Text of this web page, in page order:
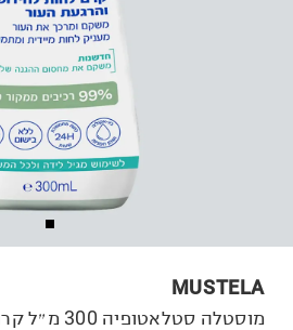
MUSTELA
מוסטלה